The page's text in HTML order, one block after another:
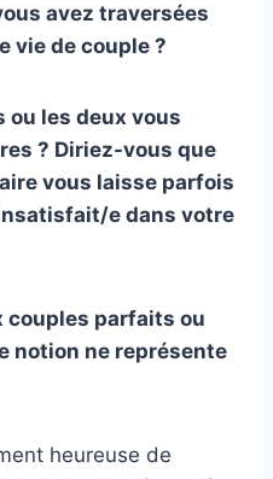
avez traversées
vie de couple ?
ou les deux vous
? Diriez-vous que
vous laisse parfois
e dans votre
couples parfaits ou
notion ne représente
heureuse de